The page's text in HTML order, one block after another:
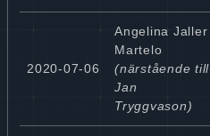
2020-07-06
Angelina Jaller
Martelo
(närstående till
Jan
Tryggvason)